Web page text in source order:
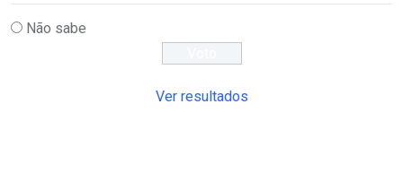
Não sabe
Ver resultados